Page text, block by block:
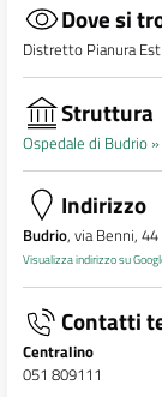
Dove si
Distretto Pianura Est
Struttura
Ospedale di Budrio »
Indirizzo
Budrio, via Benni, 44
Visualizza indirizzo su
Contatti
Centralino
051 809111